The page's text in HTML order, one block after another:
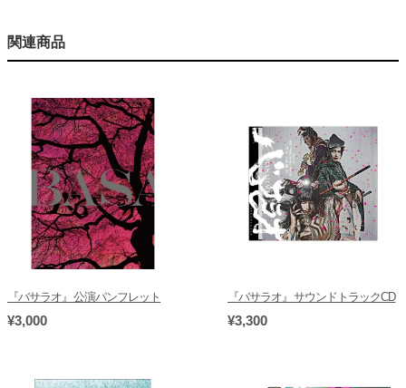
関連商品
『バサラオ』公演パンフレット
¥3,000
『バサラオ』サウンドトラックCD
¥3,300